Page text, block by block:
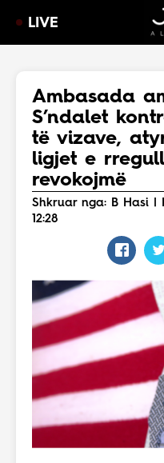
LIVE
Ambasada
S’ndalet
të vizave,
ligjet e
revokojmë
Shkruar nga: B Hasi |
12:28